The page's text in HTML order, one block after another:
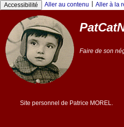
Accessibilité Aller au contenu Aller à la
Faire de son
Site personnel de Patrice MOREL.